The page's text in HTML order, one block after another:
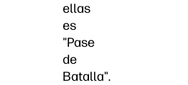
ellas
es
"Pase
de
Batalla".